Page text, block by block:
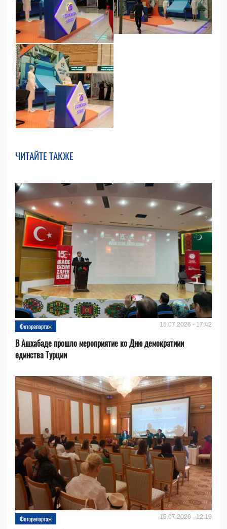
ЧИТАЙТЕ ТАКЖЕ
Фоторепортаж 15.07.2026 - 17:42
В Ашхабаде прошло мероприятие ко Дню демократиии
единства Турции
Фоторепортаж 15.07.2026 - 12:19